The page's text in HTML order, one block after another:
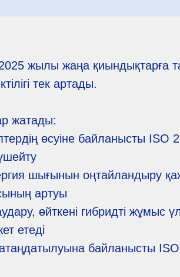
жылы жаңа қиындықтарға
тек артады.
жатады:
өсуіне байланысты ISO
шығынын оңтайландыру
артуы
өйткені гибридті жұмыс
етеді
байланысты ISO